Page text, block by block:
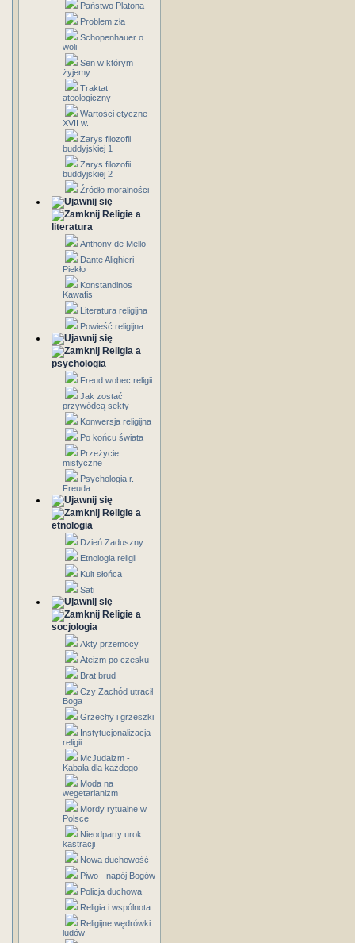
Państwo Platona
Problem zła
Schopenhauer o
woli
Sen w którym
żyjemy
Traktat
ateologiczny
Wartości etyczne
XVII w.
Zarys filozofii
buddyjskiej 1
Zarys filozofii
buddyjskiej 2
Źródło moralności
Religie a
literatura
Anthony de Mello
Dante Alighieri -
Piekło
Konstandinos
Kawafis
Literatura religijna
Powieść religijna
Religia a
psychologia
Freud wobec religii
Jak zostać
przywódcą sekty
Konwersja religijna
Po końcu świata
Przeżycie
mistyczne
Psychologia r.
Freuda
Religie a
etnologia
Dzień Zaduszny
Etnologia religii
Kult słońca
Sati
Religie a
socjologia
Akty przemocy
Ateizm po czesku
Brat brud
Czy Zachód utracił
Boga
Grzechy i grzeszki
Instytucjonalizacja
religii
McJudaizm -
Kabała dla każdego!
Moda na
wegetarianizm
Mordy rytualne w
Polsce
Nieodparty urok
kastracji
Nowa duchowość
Piwo - napój Bogów
Policja duchowa
Religia i wspólnota
Religijne wędrówki
ludów